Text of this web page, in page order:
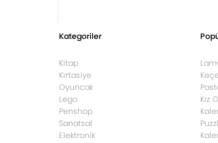
Kategoriler
Kitap
Kırtasiye
Oyuncak
Lego
Penshop
Sanatsal
Elektronik
Kız